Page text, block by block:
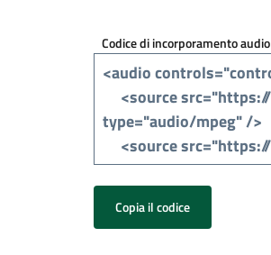
Codice di incorporamento audio
Copia il codice